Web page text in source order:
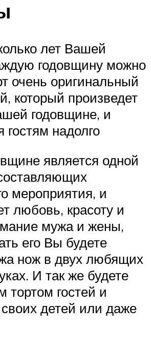
лет Вашей
годовщину можно
очень оригинальный
который произведет
годовщине, и
гостям надолго
является одной
мероприятия, и
любовь, красоту и
мужа и жены,
его Вы будете
нож в двух любящих
И так же будете
тортом гостей и
детей или даже